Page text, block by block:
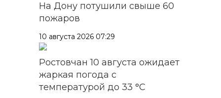
На Дону потушили свыше 60
пожаров
10 августа 2026 07:29
Ростовчан 10 августа ожидает
жаркая погода с
температурой до 33 °C